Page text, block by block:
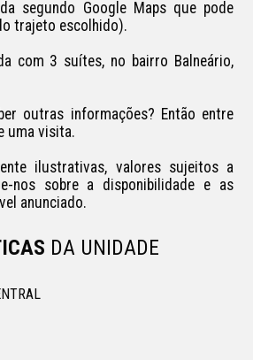
trajeto escolhido).
com 3 suítes, no bairro Balneário,
outras informações? Então entre
uma visita.
ilustrativas, valores sujeitos a
nos sobre a disponibilidade e as
anunciado.
DA UNIDADE